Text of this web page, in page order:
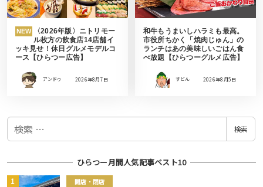
NEW
〈2026年版〉ニトリモー
ル枚方の飲食店14店舗イ
ッキ見せ！休日グルメモデルコ
ース【ひらつー広告】
アンドゥ 2026年8月7日
和牛もうまいしハラミも最高。
市役所ちかく「焼肉じゅん」の
ランチはあの美味しいごはん食
べ放題【ひらつーグルメ広告】
すどん 2026年8月5日
検
検索
ひらつー月間人気記事ベスト10
開店・閉店